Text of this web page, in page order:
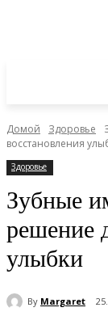
Домой Здоровье
восстановления
Здоровье
Зубные
решение
улыбки
By Margaret